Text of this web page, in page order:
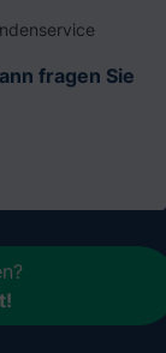
fragen Sie
!